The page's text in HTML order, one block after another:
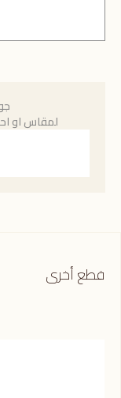
لمقاس او
قطع أخرى